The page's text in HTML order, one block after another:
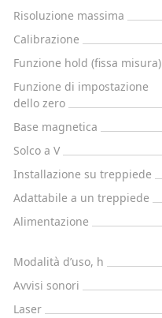
Risoluzione massima
Calibrazione
Funzione hold (fissa misura)
Funzione di impostazione
dello zero
Base magnetica
Solco a V
Installazione su treppiede
Adattabile a un treppiede
Alimentazione
Modalità d’uso, h
Avvisi sonori
Laser